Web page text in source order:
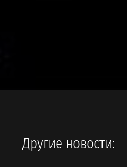
Другие новости: